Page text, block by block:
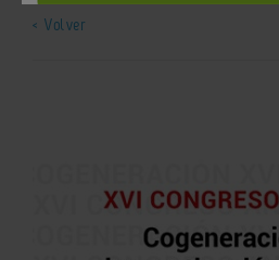
< Volver